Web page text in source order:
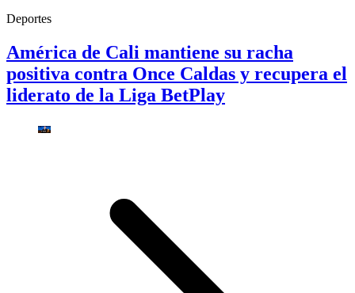
Deportes
América de Cali mantiene su racha
positiva contra Once Caldas y recupera el
liderato de la Liga BetPlay